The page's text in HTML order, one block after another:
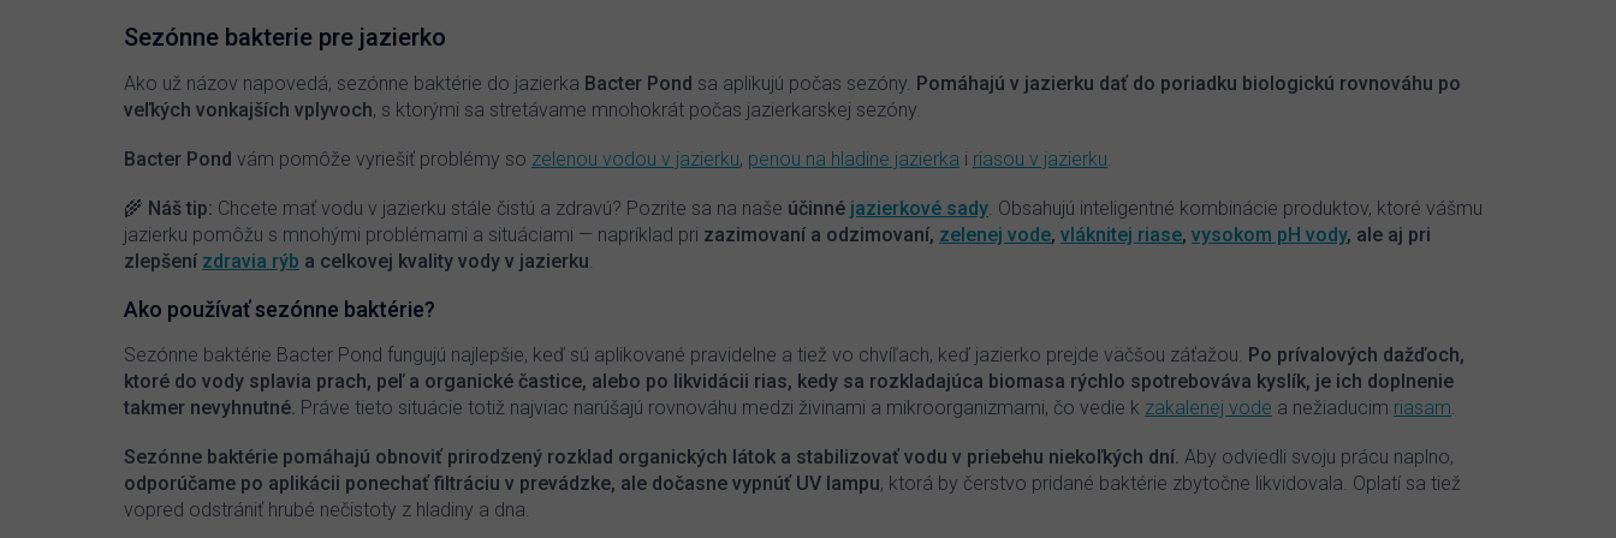
d
a
c
e
r
v
p
i
s
u
Sezónne bakterie pre jazierko
Ako už názov napovedá, sezónne baktérie do jazierka Bacter Pond sa aplikujú počas sezóny. Pomáhajú v jazierku dať do poriadku biologickú rovnováhu po
veľkých vonkajších vplyvoch, s ktorými sa stretávame mnohokrát počas jazierkarskej sezóny.
Bacter Pond vám pomôže vyriešiť problémy so zelenou vodou v jazierku, penou na hladine jazierka i riasou v jazierku
🌾 Náš tip: Chcete mať vodu v jazierku stále čistú a zdravú? Pozrite sa na naše účinné jazierkové sady . Obsahujú inteligentné kombinácie produktov, ktoré vášmu
jazierku pomôžu s mnohými problémami a situáciami — napríklad pri zazimovaní a odzimovaní, zelenej vode, vláknitej riase, vysokom pH vody, ale aj pri
zlepšení zdravia rýb a celkovej kvality vody v jazierku
Ako používať sezónne baktérie?
Sezónne baktérie Bacter Pond fungujú najlepšie, keď sú aplikované pravidelne a tiež vo chvíľach, keď jazierko prejde väčšou záťažou. Po prívalových dažďoch,
ktoré do vody splavia prach, peľ a organické častice, alebo po likvidácii rias, kedy sa rozkladajúca biomasa rýchlo spotrebováva kyslík, je ich doplnenie
takmer nevyhnutné. Práve tieto situácie totiž najviac narúšajú rovnováhu medzi živinami a mikroorganizmami, čo vedie k zakalenej vode a nežiaducim riasam
Sezónne baktérie pomáhajú obnoviť prirodzený rozklad organických látok a stabilizovať vodu v priebehu niekoľkých dní. Aby odviedli svoju prácu naplno,
odporúčame po aplikácii ponechať filtráciu v prevádzke, ale dočasne vypnúť UV lampu, ktorá by čerstvo pridané baktérie zbytočne likvidovala. Oplatí sa tiež
vopred odstrániť hrubé nečistoty z hladiny a dna.